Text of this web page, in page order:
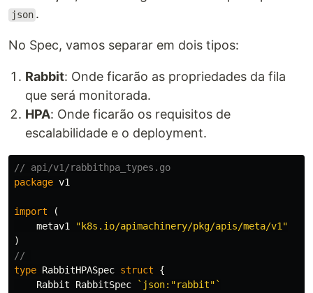
json .
No Spec, vamos separar em dois tipos:
Rabbit: Onde ficarão as propriedades da fila
que será monitorada.
HPA: Onde ficarão os requisitos de
escalabilidade e o deployment.
// api/v1/rabbithpa_types.go
package v1
import
(
metav1
"k8s.io/apimachinery/pkg/apis/meta/v1"
)
//
type RabbitHPASpec struct
{
Rabbit
RabbitSpec
`json:"rabbit"`